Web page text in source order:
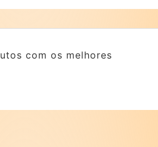
com os melhores